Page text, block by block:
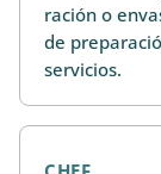
ración o
de
servicios.